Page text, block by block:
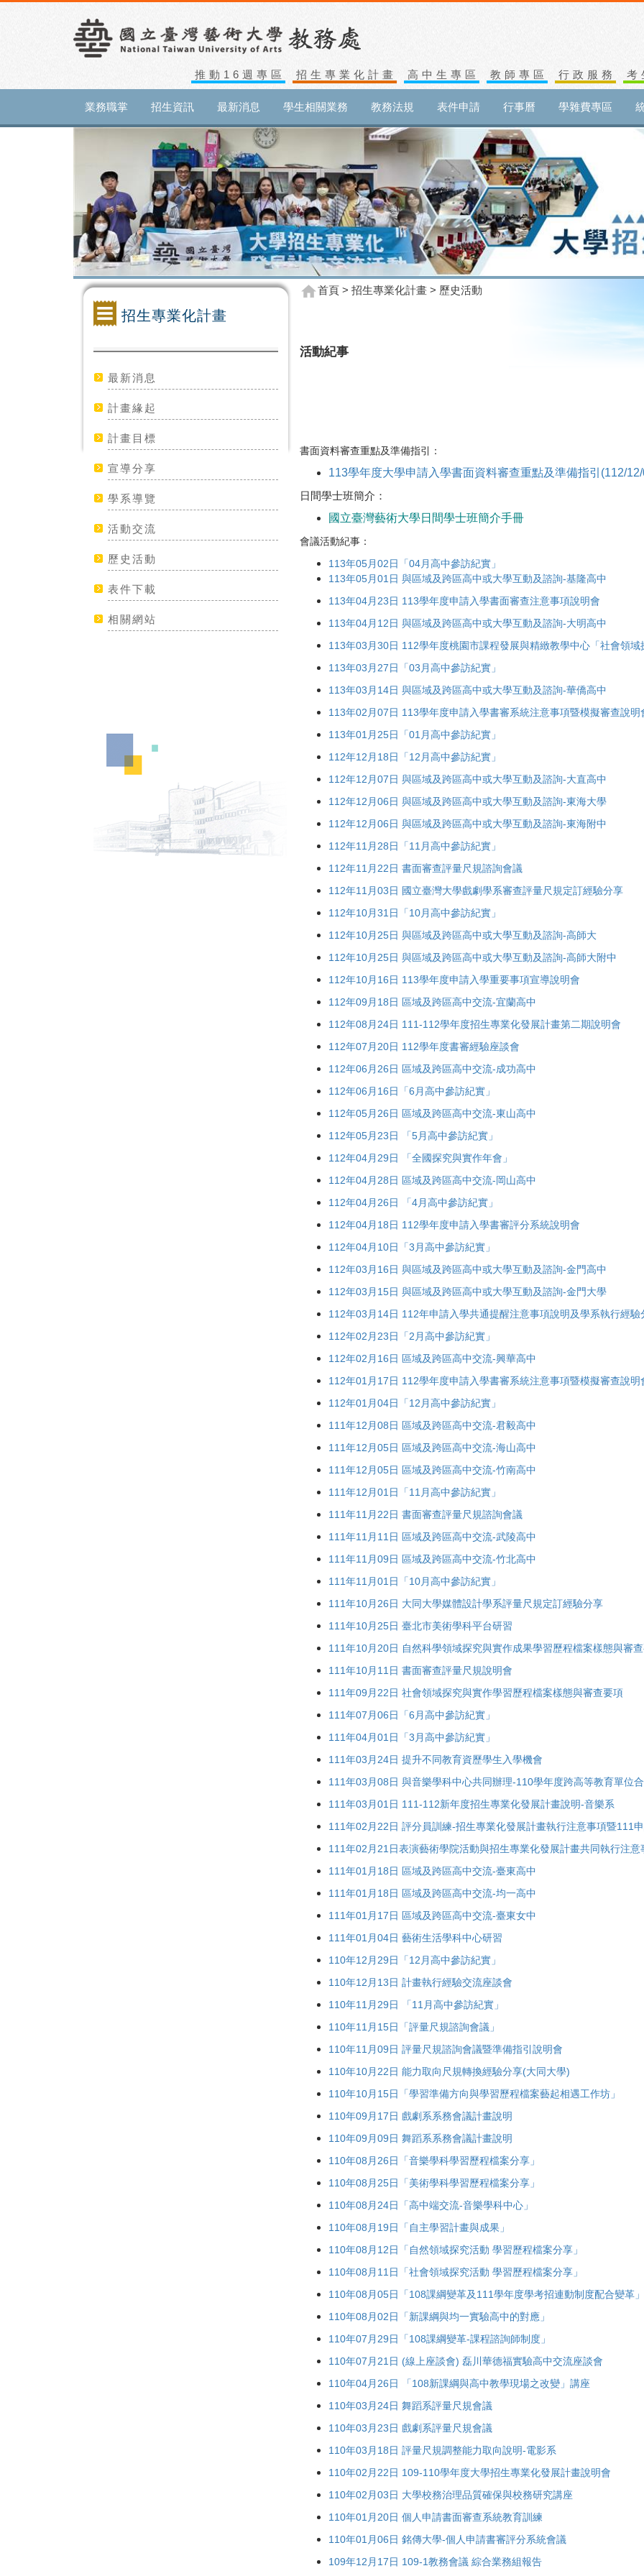
推動16週專區 招生專業化計畫 高中生專區 教師專區 行政服務 考
業務職掌 招生資訊 最新消息 學生相關業務 教務法規 表件申請 行事曆 學雜費專區
招生專業化計畫
最新消息
計畫緣起
計畫目標
宣導分享
學系導覽
活動交流
歷史活動
表件下載
相關網站
首頁 > 招生專業化計畫 > 歷史活動
活動紀事
書面資料審查重點及準備指引：
113學年度大學申請入學書面資料審查重點及準備指引(112/
日間學士班簡介：
國立臺灣藝術大學日間學士班簡介手冊
會議活動紀事：
113年05月02日「04月高中參訪紀實」
113年05月01日 與區域及跨區高中或大學互動及諮詢-基隆高中
113年04月23日 113學年度申請入學書面審查注意事項說明會
113年04月12日 與區域及跨區高中或大學互動及諮詢-大明高中
113年03月30日 112學年度桃園市課程發展與精緻教學中心「社會領
113年03月27日「03月高中參訪紀實」
113年03月14日 與區域及跨區高中或大學互動及諮詢-華僑高中
113年02月07日 113學年度申請入學書審系統注意事項暨模擬審查說明
113年01月25日「01月高中參訪紀實」
112年12月18日「12月高中參訪紀實」
112年12月07日 與區域及跨區高中或大學互動及諮詢-大直高中
112年12月06日 與區域及跨區高中或大學互動及諮詢-東海大學
112年12月06日 與區域及跨區高中或大學互動及諮詢-東海附中
112年11月28日「11月高中參訪紀實」
112年11月22日 書面審查評量尺規諮詢會議
112年11月03日 國立臺灣大學戲劇學系審查評量尺規定訂經驗分享
112年10月31日「10月高中參訪紀實」
112年10月25日 與區域及跨區高中或大學互動及諮詢-高師大
112年10月25日 與區域及跨區高中或大學互動及諮詢-高師大附中
112年10月16日 113學年度申請入學重要事項宣導說明會
112年09月18日 區域及跨區高中交流-宜蘭高中
112年08月24日 111-112學年度招生專業化發展計畫第二期說明會
112年07月20日 112學年度書審經驗座談會
112年06月26日 區域及跨區高中交流-成功高中
112年06月16日「6月高中參訪紀實」
112年05月26日 區域及跨區高中交流-東山高中
112年05月23日 「5月高中參訪紀實」
112年04月29日 「全國探究與實作年會」
112年04月28日 區域及跨區高中交流-岡山高中
112年04月26日 「4月高中參訪紀實」
112年04月18日 112學年度申請入學書審評分系統說明會
112年04月10日「3月高中參訪紀實」
112年03月16日 與區域及跨區高中或大學互動及諮詢-金門高中
112年03月15日 與區域及跨區高中或大學互動及諮詢-金門大學
112年03月14日 112年申請入學共通提醒注意事項說明及學系執行經驗
112年02月23日「2月高中參訪紀實」
112年02月16日 區域及跨區高中交流-興華高中
112年01月17日 112學年度申請入學書審系統注意事項暨模擬審查說明
112年01月04日「12月高中參訪紀實」
111年12月08日 區域及跨區高中交流-君毅高中
111年12月05日 區域及跨區高中交流-海山高中
111年12月05日 區域及跨區高中交流-竹南高中
111年12月01日「11月高中參訪紀實」
111年11月22日 書面審查評量尺規諮詢會議
111年11月11日 區域及跨區高中交流-武陵高中
111年11月09日 區域及跨區高中交流-竹北高中
111年11月01日「10月高中參訪紀實」
111年10月26日 大同大學媒體設計學系評量尺規定訂經驗分享
111年10月25日 臺北市美術學科平台研習
111年10月20日 自然科學領域探究與實作成果學習歷程檔案樣態與審
111年10月11日 書面審查評量尺規說明會
111年09月22日 社會領域探究與實作學習歷程檔案樣態與審查要項
111年07月06日「6月高中參訪紀實」
111年04月01日「3月高中參訪紀實」
111年03月24日 提升不同教育資歷學生入學機會
111年03月08日 與音樂學科中心共同辦理-110學年度跨高等教育單位
111年03月01日 111-112新年度招生專業化發展計畫說明-音樂系
111年02月22日 評分員訓練-招生專業化發展計畫執行注意事項暨111
111年02月21日表演藝術學院活動與招生專業化發展計畫共同執行注意
111年01月18日 區域及跨區高中交流-臺東高中
111年01月18日 區域及跨區高中交流-均一高中
111年01月17日 區域及跨區高中交流-臺東女中
111年01月04日 藝術生活學科中心研習
110年12月29日「12月高中參訪紀實」
110年12月13日 計畫執行經驗交流座談會
110年11月29日 「11月高中參訪紀實」
110年11月15日「評量尺規諮詢會議」
110年11月09日 評量尺規諮詢會議暨準備指引說明會
110年10月22日 能力取向尺規轉換經驗分享(大同大學)
110年10月15日「學習準備方向與學習歷程檔案藝起相遇工作坊」
110年09月17日 戲劇系系務會議計畫說明
110年09月09日 舞蹈系系務會議計畫說明
110年08月26日「音樂學科學習歷程檔案分享」
110年08月25日「美術學科學習歷程檔案分享」
110年08月24日「高中端交流-音樂學科中心」
110年08月19日「自主學習計畫與成果」
110年08月12日「自然領域探究活動 學習歷程檔案分享」
110年08月11日「社會領域探究活動 學習歷程檔案分享」
110年08月05日「108課綱變革及111學年度學考招連動制度配合變革」
110年08月02日「新課綱與均一實驗高中的對應」
110年07月29日「108課綱變革-課程諮詢師制度」
110年07月21日 (線上座談會) 磊川華德福實驗高中交流座談會
110年04月26日 「108新課綱與高中教學現場之改變」講座
110年03月24日 舞蹈系評量尺規會議
110年03月23日 戲劇系評量尺規會議
110年03月18日 評量尺規調整能力取向說明-電影系
110年02月22日 109-110學年度大學招生專業化發展計畫說明會
110年02月03日 大學校務治理品質確保與校務研究講座
110年01月20日 個人申請書面審查系統教育訓練
110年01月06日 銘傳大學-個人申請書審評分系統會議
109年12月17日 109-1教務會議 綜合業務組報告